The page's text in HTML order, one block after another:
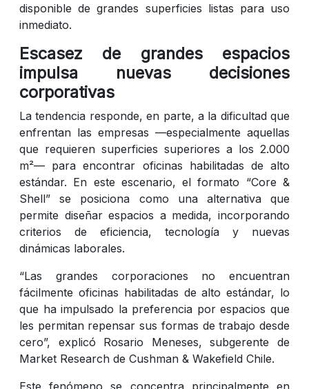
disponible de grandes superficies listas para uso
inmediato.
Escasez de grandes espacios
impulsa nuevas decisiones
corporativas
La tendencia responde, en parte, a la dificultad que
enfrentan las empresas —especialmente aquellas
que requieren superficies superiores a los 2.000
m²— para encontrar oficinas habilitadas de alto
estándar. En este escenario, el formato “Core &
Shell” se posiciona como una alternativa que
permite diseñar espacios a medida, incorporando
criterios de eficiencia, tecnología y nuevas
dinámicas laborales.
“Las grandes corporaciones no encuentran
fácilmente oficinas habilitadas de alto estándar, lo
que ha impulsado la preferencia por espacios que
les permitan repensar sus formas de trabajo desde
cero”, explicó Rosario Meneses, subgerente de
Market Research de Cushman & Wakefield Chile.
Este fenómeno se concentra principalmente en